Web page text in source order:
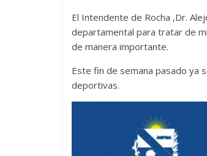
El Intendente de Rocha ,Dr.
departamental para tratar de
de manera importante.
Este fin de semana pasado ya
deportivas.